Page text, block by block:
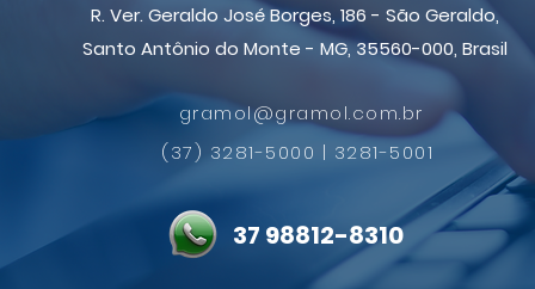
R. Ver. Geraldo José Borges, 186 - São Geraldo,
Santo Antônio do Monte - MG, 35560-000, Brasil
gramol@gramol.com.br
(37) 3281-5000 | 3281-5001
37 98812-8310